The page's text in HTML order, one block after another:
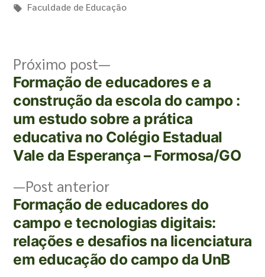
Faculdade de Educação
Post anterior
Formação de educadores do
campo e tecnologias digitais:
relações e desafios na licenciatura
em educação do campo da UnB
Próximo post
Formação de educadores e a
construção da escola do campo :
um estudo sobre a prática
educativa no Colégio Estadual
Vale da Esperança – Formosa/GO